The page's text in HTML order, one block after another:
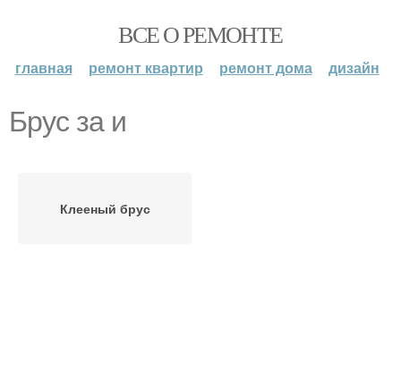
ВСЕ О РЕМОНТЕ
главная ремонт квартир ремонт дома дизайн
Брус за и
Клееный брус